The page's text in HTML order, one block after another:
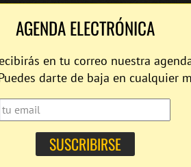
AGENDA ELECTRÓNICA
en tu correo nuestra
darte de baja en cualquier